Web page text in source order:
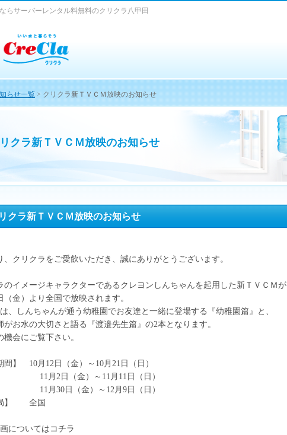
クラ新ＴＶＣＭ放映のお知らせ
らサーバーレンタル料無料のクリクラ八甲田
クラ新ＴＶＣＭ放映のお知らせ
、クリクラをご愛飲いただき、誠にありがとうございます。
のイメージキャラクターであるクレヨンしんちゃんを起用した新ＴＶＣＭが
（金）より全国で放映されます。
、しんちゃんが通う幼稚園でお友達と一緒に登場する『幼稚園篇』と、
がお水の大切さと語る『渡邉先生篇』の2本となります。
機会にご覧下さい。
間】 10月12日（金）～10月21日（日）
日（金）～11月11日（日）
日（金）～12月9日（日）
局】 全国
画についてはコチラ
らせ一覧 > クリクラ新ＴＶＣＭ放映のお知らせ